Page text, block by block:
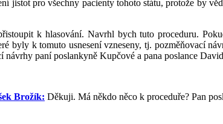
jistot pro všechny pacienty tohoto státu, protože by
k hlasování. Navrhl bych tuto proceduru.
byly k tomuto usnesení vzneseny, tj. pozměňovací
návrhy paní poslankyně Kupčové a pana poslance
Brožík: Děkuji. Má někdo něco k proceduře? Pan